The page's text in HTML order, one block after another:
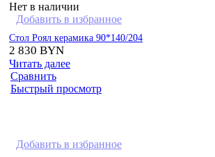
Нет в наличии
Добавить в избранное
Стол Роял керамика 90*140/204
2 830 BYN
Читать далее
Сравнить
Быстрый просмотр
Добавить в избранное